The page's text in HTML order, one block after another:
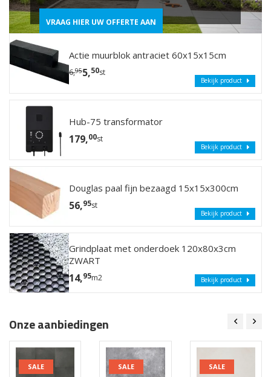
VRAAG HIER UW OFFERTE AAN
Actie muurblok antraciet 60x15x15cm
6,955,50st
Bekijk product
Hub-75 transformator
179,00st
Bekijk product
Douglas paal fijn bezaagd 15x15x300cm
56,95st
Bekijk product
Grindplaat met onderdoek 120x80x3cm
ZWART
14,95m2 Bekijk product
Onze aanbiedingen
SALE SALE SALE